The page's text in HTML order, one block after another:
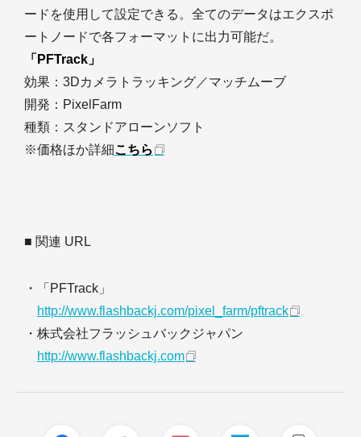
ードを使用して設定できる。全てのデータはエクスポ
ートノードで各フォーマットに出力可能だ。
「PFTrack」
効果：3Dカメラトラッキング／マッチムーブ
開発：PixelFarm
種類：スタンドアローンソフト
※価格ほか詳細こちら
■ 関連 URL
・「PFTrack」
http://www.flashbackj.com/pixel_farm/pftrack
・株式会社フラッシュバックジャパン
http://www.flashbackj.com